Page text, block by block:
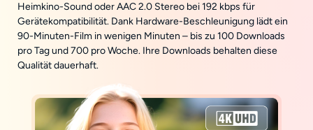
Heimkino-Sound oder AAC 2.0 Stereo bei 192 kbps für
Gerätekompatibilität. Dank Hardware-Beschleunigung lädt ein
90-Minuten-Film in wenigen Minuten – bis zu 100 Downloads
pro Tag und 700 pro Woche. Ihre Downloads behalten diese
Qualität dauerhaft.